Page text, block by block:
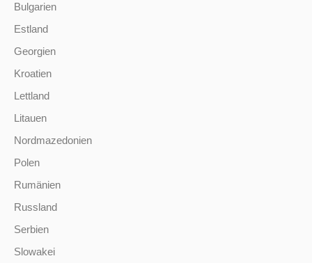
Bulgarien
Estland
Georgien
Kroatien
Lettland
Litauen
Nordmazedonien
Polen
Rumänien
Russland
Serbien
Slowakei